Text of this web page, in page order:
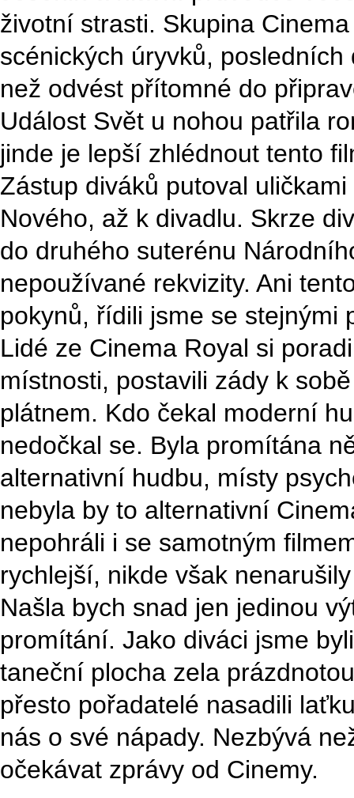
životní strasti. Skupina
scénických úryvků,
než odvést přítomné do
Událost Svět u nohou patřila
jinde je lepší zhlédnout tento
Zástup diváků putoval
Nového, až k divadlu. Skrze
do druhého suterénu
nepoužívané rekvizity. Ani
pokynů, řídili jsme se stejnými
Lidé ze Cinema Royal si
místnosti, postavili zády k
plátnem. Kdo čekal moderní
nedočkal se. Byla promítána
alternativní hudbu, místy
nebyla by to alternativní
nepohráli i se samotným
rychlejší, nikde však
Našla bych snad jen jedinou
promítání. Jako diváci jsme
taneční plocha zela
přesto pořadatelé nasadili
nás o své nápady. Nezbývá
očekávat zprávy od Cinemy.